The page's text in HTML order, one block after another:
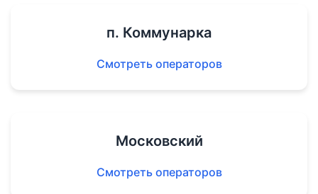
п. Коммунарка
Смотреть операторов
Московский
Смотреть операторов